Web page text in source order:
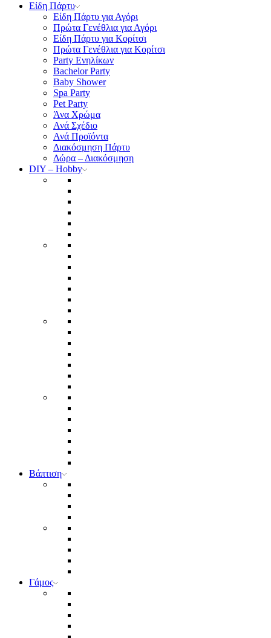
Είδη Πάρτυ
Είδη Πάρτυ για Αγόρι
Πρώτα Γενέθλια για Αγόρι
Είδη Πάρτυ για Κορίτσι
Πρώτα Γενέθλια για Κορίτσι
Party Ενηλίκων
Bachelor Party
Baby Shower
Spa Party
Pet Party
Άνα Χρώμα
Ανά Σχέδιο
Ανά Προϊόντα
Διακόσμηση Πάρτυ
Δώρα – Διακόσμηση
DIY – Hobby
Βάπτιση
Γάμος